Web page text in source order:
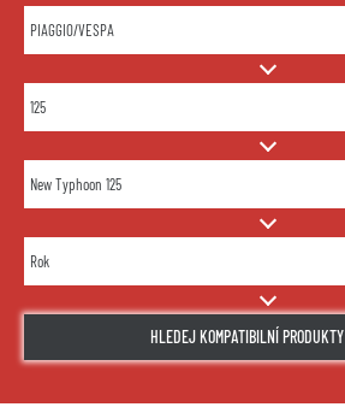
HLEDEJ KOMPATIBILNÍ PRODUKTY